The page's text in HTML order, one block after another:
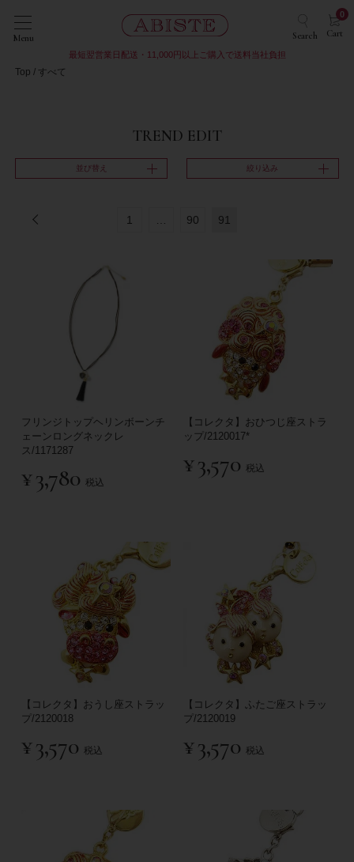
Menu Search Cart
0
最短翌営業日配送・11,000円以上ご購入で送料当社負担
Top すべて
TREND EDIT
並び替え 絞り込み
1 90 91
フリンジトップヘリンボーンチ
ェーンロングネックレ
ス/1171287
¥3,780 税込
【コレクタ】おひつじ座ストラ
ップ/2120017*
¥3,570 税込
【コレクタ】おうし座ストラッ
プ/2120018
¥3,570 税込
【コレクタ】ふたご座ストラッ
プ/2120019
¥3,570 税込